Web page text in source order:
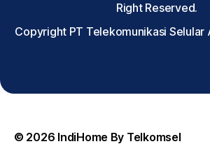
Right Reserved.
Copyright PT Telekomunikasi Selular
© 2026 IndiHome By Telkomsel